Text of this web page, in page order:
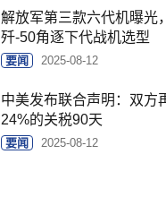
解放军第三款六代机曝光
歼-50角逐下代战机选型
要闻 2025-08-12
中美发布联合声明：双方
24%的关税90天
要闻 2025-08-12